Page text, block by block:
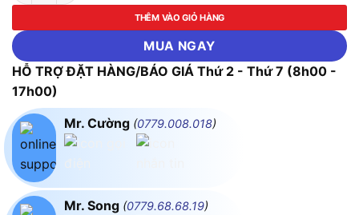
THÊM VÀO GIỎ HÀNG
MUA NGAY
HỖ TRỢ ĐẶT HÀNG/BÁO GIÁ Thứ 2 - Thứ 7 (8h00 -
17h00)
Mr. Cường (0779.008.018)
Mr. Song (0779.68.68.19)